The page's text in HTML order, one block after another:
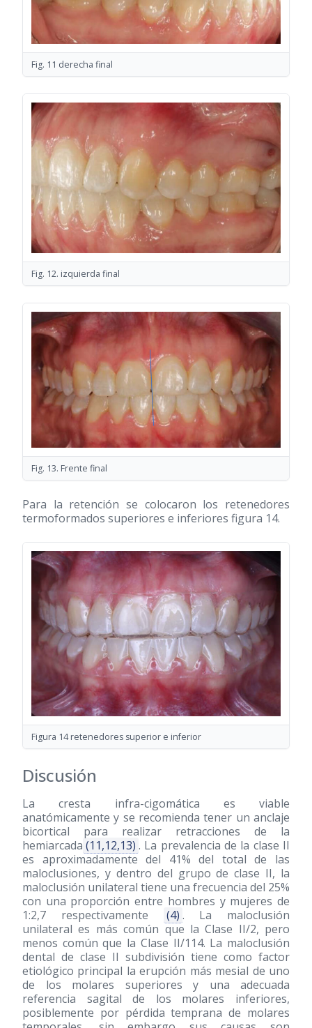
Fig. 11 derecha final
Fig. 12. izquierda final
Fig. 13. Frente final
Para la retención se colocaron los retenedores
termoformados superiores e inferiores figura 14.
Figura 14 retenedores superior e inferior
Discusión
La cresta infra-cigomática es viable
anatómicamente y se recomienda tener un anclaje
bicortical para realizar retracciones de la
hemiarcada (11,12,13) . La prevalencia de la clase II
es aproximadamente del 41% del total de las
maloclusiones, y dentro del grupo de clase II, la
maloclusión unilateral tiene una frecuencia del 25%
con una proporción entre hombres y mujeres de
1:2,7 respectivamente
(4) . La maloclusión
unilateral es más común que la Clase II/2, pero
menos común que la Clase II/114. La maloclusión
dental de clase II subdivisión tiene como factor
etiológico principal la erupción más mesial de uno
de los molares superiores y una adecuada
referencia sagital de los molares inferiores,
posiblemente por pérdida temprana de molares